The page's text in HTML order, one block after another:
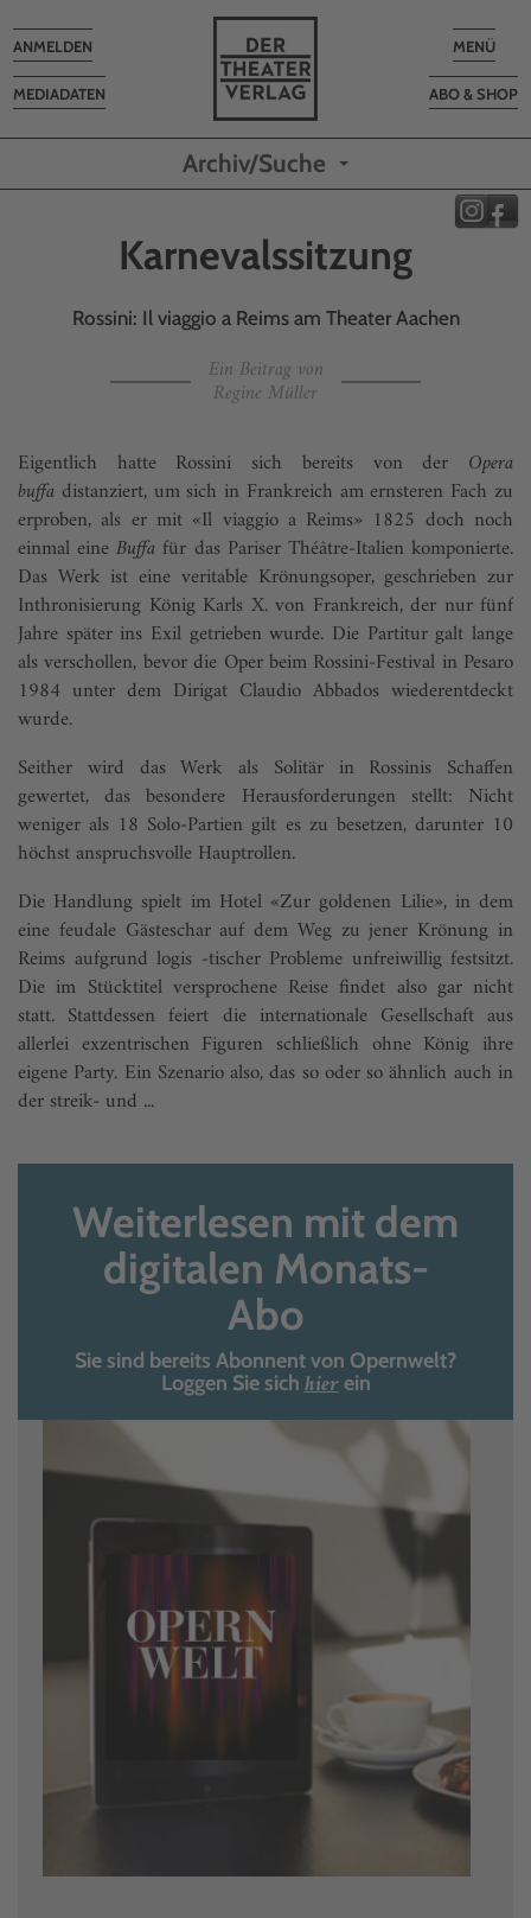
Toggle
MENÜ
ABO & SHOP
MEDIADATEN
Toggle
navigation
ANMELDEN
Archiv/Suche
Karnevalssitzung
Rossini: Il viaggio a Reims am Theater Aachen
Ein Beitrag von
Regine Müller
Eigentlich hatte Rossini sich bereits von der Opera
buffa distanziert, um sich in Frankreich am ernsteren Fach zu
erproben, als er mit «Il viaggio a Reims» 1825 doch noch
einmal eineBuffa für das Pariser Théâtre-Italien komponierte.
Das Werk ist eine veritable Krönungsoper, geschrieben zur
Inthronisierung König Karls X. von Frankreich, der nur fünf
Jahre später ins Exil getrieben wurde. Die Partitur galt lange
als verschollen, bevor die Oper beim Rossini-Festival in Pesaro
1984 unter dem Dirigat Claudio Abbados wiederentdeckt
wurde.
Seither wird das Werk als Solitär in Rossinis Schaffen
gewertet, das besondere Herausforderungen stellt: Nicht
weniger als 18 Solo-Partien gilt es zu besetzen, darunter 10
höchst anspruchsvolle Hauptrollen.
Die Handlung spielt im Hotel «Zur goldenen Lilie», in dem
eine feudale Gästeschar auf dem Weg zu jener Krönung in
Reims aufgrund logis -tischer Probleme unfreiwillig festsitzt.
Die im Stücktitel versprochene Reise findet also gar nicht
statt. Stattdessen feiert die internationale Gesellschaft aus
allerlei exzentrischen Figuren schließlich ohne König ihre
eigene Party. Ein Szenario also, das so oder so ähnlich auch in
der streik- und ...
Weiterlesen mit dem
digitalen Monats-
Abo
Sie sind bereits Abonnent von Opernwelt?
Loggen Sie sich hierein